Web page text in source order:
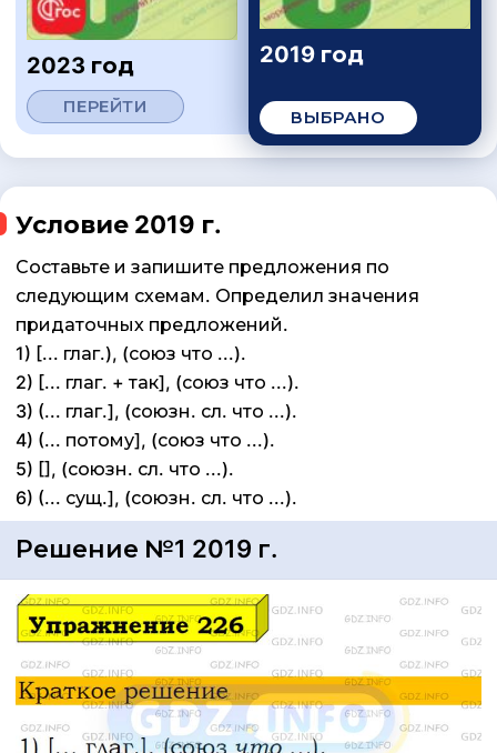
2023 год
ПЕРЕЙТИ
2019 год
ВЫБРАНО
Условие 2019 г.
Составьте и запишите предложения по
следующим схемам. Определил значения
придаточных предложений.
1) [... глаг.), (союз что ...).
2) [... глаг. + так], (союз что ...).
3) (... глаг.], (союзн. сл. что ...).
4) (... потому], (союз что ...).
5) [], (союзн. сл. что ...).
6) (... сущ.], (союзн. сл. что ...).
Решение №1 2019 г.